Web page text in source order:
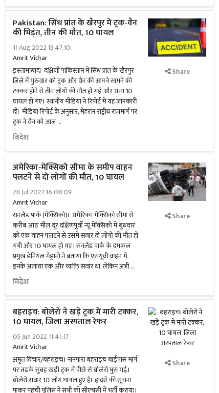
Pakistan: सिंध प्रांत के खैरपुर में ट्रक-वैन
की भिड़ंत, तीन की मौत, 10 घायल
11 Aug 2022 13:47:10
Amrit Vichar
इस्लामाबाद। दक्षिणी पाकिस्तान में सिंध प्रांत के खैरपुर
जिले में गुरुवार को ट्रक और वैन की आमने सामने की
टक्कर होने से तीन लोगों की मौत हो गई और अन्य 10
घायल हो गए। स्थानीय मीडिया ने रिपोर्ट में यह जानकारी
दी। मीडिया रिपोर्ट के अनुसार, मेहरान राष्ट्रीय राजमार्ग पर
ट्रक ने वैन को आज …
विदेश
Share
अमेरिका-मेक्सिको सीमा के समीप वाहन
पलटने से दो लोगों की मौत, 10 घायल
28 Jul 2022 16:08:09
Amrit Vichar
सनलैंड पार्क (मेक्सिको)। अमेरिका-मेक्सिको सीमा से
करीब आठ मील दूर दक्षिणपूर्वी न्यू मेक्सिको में बुधवार
को एक वाहन पलटने से उसमें सवार दो लोगों की मौत हो
गयी और 10 घायल हो गए। सनलैंड पार्क के दमकल
प्रमुख डेनियल मेड्रानो ने बताया कि एसयूवी वाहन में
इनके अलावा एक और व्यक्ति सवार था, लेकिन अभी …
विदेश
Share
बहराइच: बोलेरो ने खड़े ट्रक में मारी टक्कर,
10 घायल, जिला अस्पताल रेफर
05 Jun 2022 11:41:17
Amrit Vichar
अमृत विचार/बहराइच। नानपारा बहराइच बाईपास मार्ग
पर तड़के सुबह खड़ी ट्रक में पीछे से बोलेरो घुस गई।
बोलेरो सवार 10 लोग घायल हुए हैं। हादसे की सूचना
पाकर पहुंची पुलिस ने सभी को सीएचसी में भर्ती कराया।
Share